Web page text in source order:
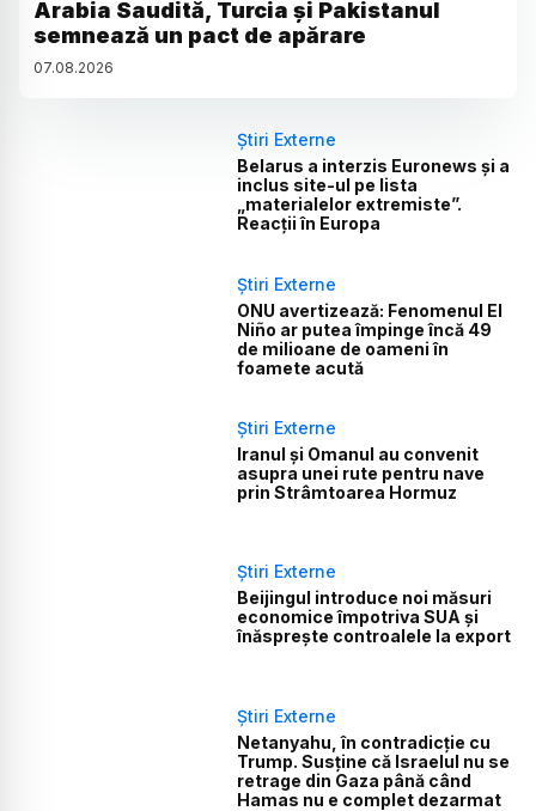
Arabia Saudită, Turcia și Pakistanul
semnează un pact de apărare
07.08.2026
Știri Externe
Belarus a interzis Euronews și a
inclus site-ul pe lista
„materialelor extremiste”.
Reacții în Europa
Știri Externe
ONU avertizează: Fenomenul El
Niño ar putea împinge încă 49
de milioane de oameni în
foamete acută
Știri Externe
Iranul și Omanul au convenit
asupra unei rute pentru nave
prin Strâmtoarea Hormuz
Știri Externe
Beijingul introduce noi măsuri
economice împotriva SUA și
înăsprește controalele la export
Știri Externe
Netanyahu, în contradicție cu
Trump. Susține că Israelul nu se
retrage din Gaza până când
Hamas nu e complet dezarmat